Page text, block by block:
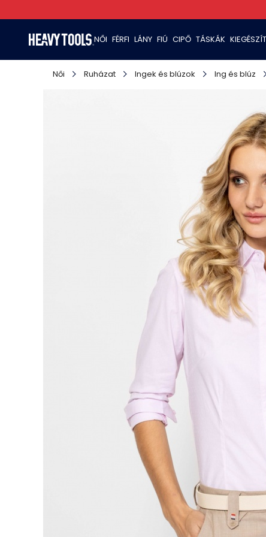
NŐI FÉRFI LÁNY FIÚ CIPŐ TÁSKÁK
Női Ruházat Ingek és blúzok Ing és blúz